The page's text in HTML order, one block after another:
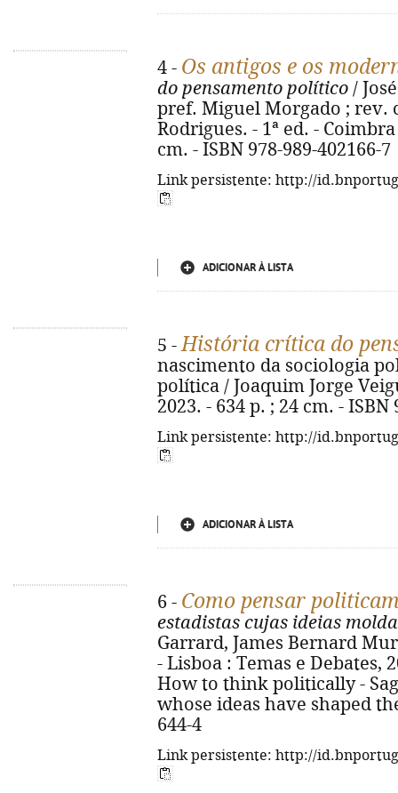
4 - Os antigos e os
do pensamento político /
pref. Miguel Morgado ; rev.
Rodrigues. - 1ª ed. -
cm. - ISBN 978-989-402166-7
Link persistente: http://
ADICIONAR À LISTA
5 -História crítica do
nascimento da sociologia
política / Joaquim Jorge
2023. - 634 p. ; 24 cm. - ISBN
Link persistente: http://
ADICIONAR À LISTA
6 - Como pensar
estadistas cujas ideias
Garrard, James Bernard
- Lisboa : Temas e Debates,
How to think politically -
whose ideas have shaped
644-4
Link persistente: http://